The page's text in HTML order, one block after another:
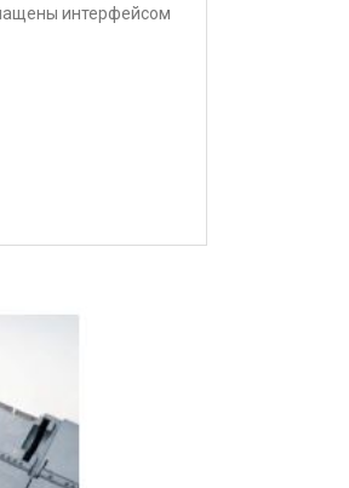
интерфейсом